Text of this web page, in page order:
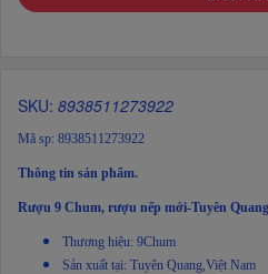
SKU: 8938511273922
Mã sp: 8938511273922
Thông tin sản phẩm.
Rượu 9 Chum, rượu nếp mới-Tuyên
Thương hiệu: 9Chum
Sản xuất tại: Tuyên Quang,Việt Nam